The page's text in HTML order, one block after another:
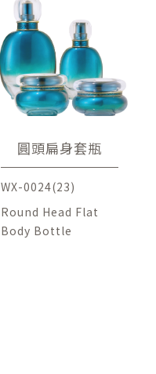
圓頭扁身套瓶
Round Head Flat
Body Bottle
WX-0024(23)